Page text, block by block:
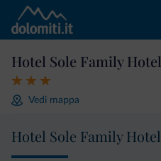
Hotel Sole Family Hotel
Vedi mappa
Hotel Sole Family Hotel